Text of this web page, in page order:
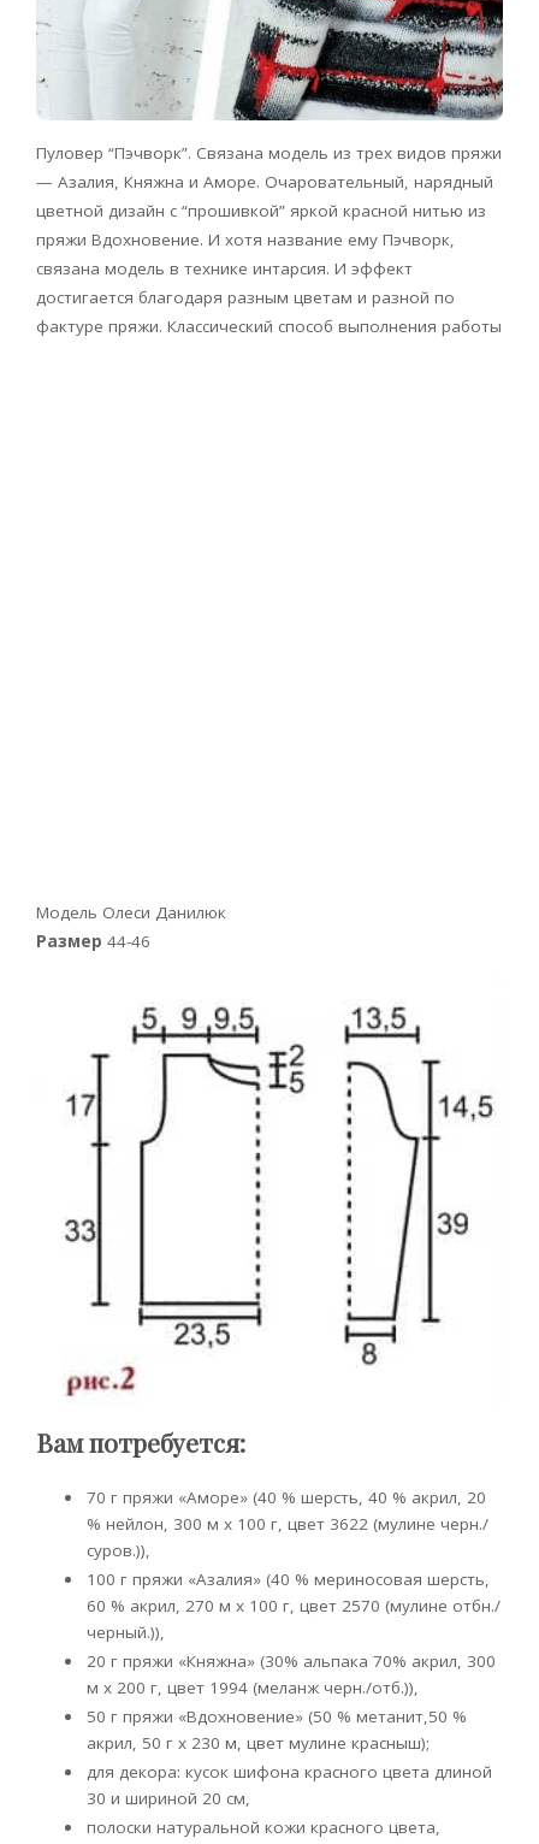
Пуловер “Пэчворк”. Связана модель из трех видов пряжи
— Азалия, Княжна и Аморе. Очаровательный, нарядный
цветной дизайн с “прошивкой” яркой красной нитью из
пряжи Вдохновение. И хотя название ему Пэчворк,
связана модель в технике интарсия. И эффект
достигается благодаря разным цветам и разной по
фактуре пряжи. Классический способ выполнения работы
Модель Олеси Данилюк
Размер 44-46
Вам потребуется:
70 г пряжи «Аморе» (40 % шерсть, 40 % акрил, 20
% нейлон, 300 м x 100 г, цвет 3622 (мулине черн./
суров.)),
100 г пряжи «Азалия» (40 % мериносовая шерсть,
60 % акрил, 270 м x 100 г, цвет 2570 (мулине отбн./
черный.)),
20 г пряжи «Княжна» (30% альпака 70% акрил, 300
м x 200 г, цвет 1994 (меланж черн./отб.)),
50 г пряжи «Вдохновение» (50 % метанит,50 %
акрил, 50 г x 230 м, цвет мулине красныш);
для декора: кусок шифона красного цвета длиной
30 и шириной 20 см,
полоски натуральной кожи красного цвета,